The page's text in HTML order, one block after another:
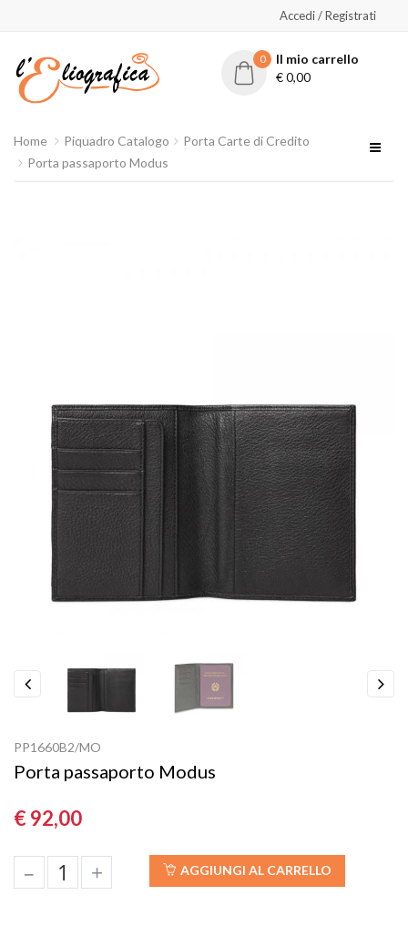
Accedi / Registrati
0
Il mio carrello
€0,00
Home Piquadro Catalogo
Porta Carte di Credito
Porta passaporto Modus
PP1660B2/MO
Porta passaporto Modus
€ 92,00
– + AGGIUNGI AL CARRELLO